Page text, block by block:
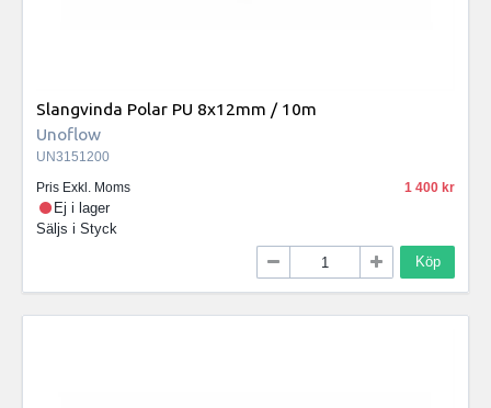
Slangvinda Polar PU 8x12mm / 10m
Unoflow
UN3151200
Pris Exkl. Moms
1 400
Ej i lager
Säljs i Styck
Köp